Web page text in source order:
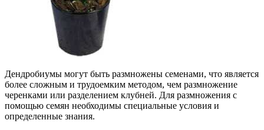
Дендробиумы могут быть размножены семенами, что является
более сложным и трудоемким методом, чем размножение
черенками или разделением клубней. Для размножения с
помощью семян необходимы специальные условия и
определенные знания.